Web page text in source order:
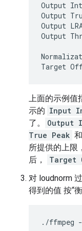
Output
Output
Output
Output
上面的示例值
示的 Input
了。
Output
True Peak 和
所提供的上限
后，
Target
对 loudnorm
得到的值 按“